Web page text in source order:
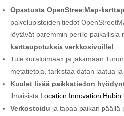
Opastusta OpenStreetMap-
palvelupisteiden tiedot
löytävät paremmin perille paikallisia
karttaupotuksia verkkosivuille!
Tule kuratoimaan ja jakamaan
metatietoja, tarkistaa datan laatua
Kuulet lisää paikkatiedon
ilmaisista Location Innovation Hubin
Verkostoidu ja tapaa paikan päällä